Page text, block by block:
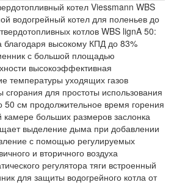
котел Viessmann WBS
водогрейный котел для поленьев до
котлов WBS lignA 50:
благодаря высокому КПД до 83%
с большой площадью
высокоэффективная
температуры уходящих газов
для простоты использования
50 см продолжительное время горения
камере больших размеров заслонка
выделение дыма при добавлении
с помощью регулируемых
и вторичного воздуха
регулятора тяги встроенный
для защиты водогрейного котла от